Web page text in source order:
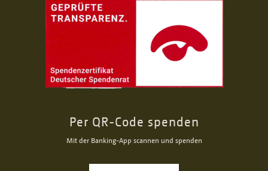
Per QR-Code spenden
Mit der Banking-App scannen und spenden